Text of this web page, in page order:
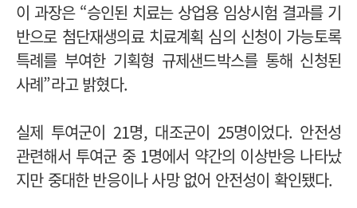
이 과장은 “승인된 치료는 상업용 임상시험 결과를 기
반으로 첨단재생의료 치료계획 심의 신청이 가능토록
특례를 부여한 기획형 규제샌드박스를 통해 신청된
사례”라고 밝혔다.
실제 투여군이 21명, 대조군이 25명이었다. 안전성
관련해서 투여군 중 1명에서 약간의 이상반응 나타났
지만 중대한 반응이나 사망 없어 안전성이 확인됐다.